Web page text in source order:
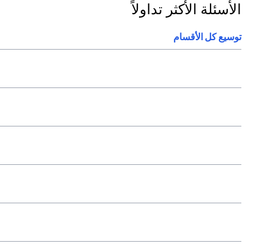
الأسئلة الأكثر تداولاً
توسيع كل الأقسام